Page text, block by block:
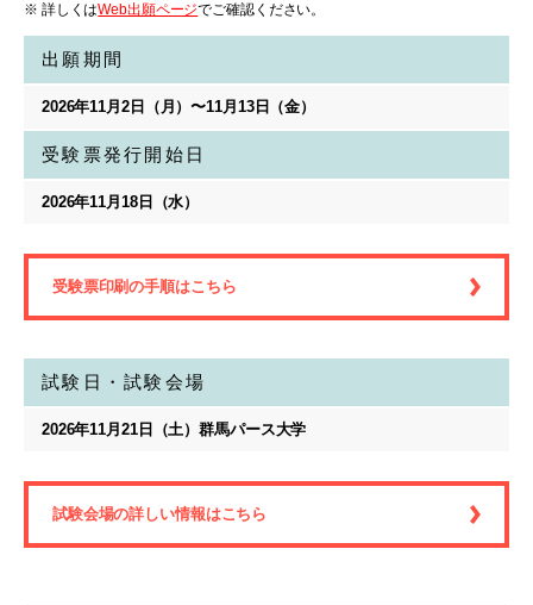
※ 詳しくはWeb出願ページでご確認ください。
出願期間
2026年11月2日（月）〜11月13日（金）
受験票発行開始日
2026年11月18日（水）
受験票印刷の手順はこちら
試験日・試験会場
2026年11月21日（土）群馬パース大学
試験会場の詳しい情報はこちら